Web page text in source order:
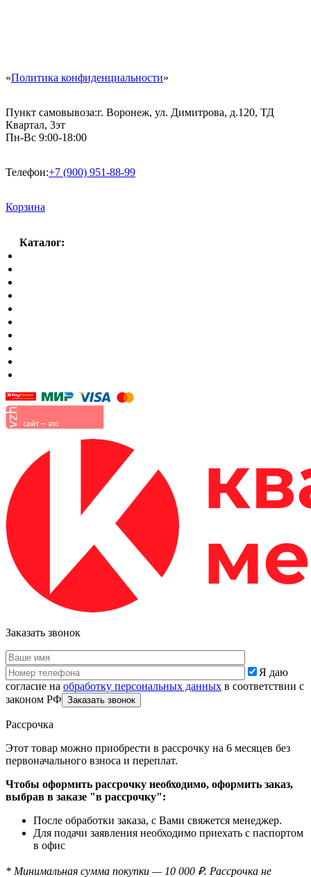
«Политика конфиденциальности»
Пункт самовывоза:г. Воронеж, ул. Димитрова, д.120, ТД
Квартал, 3эт
Пн-Вс 9:00-18:00
Телефон:+7 (900) 951-88-99
Корзина
Каталог:
Заказать звонок
Я даю
согласие на обработку персональных данных в соответствии с
законом РФ
Рассрочка
Этот товар можно приобрести в рассрочку на 6 месяцев без
первоначального взноса и переплат.
Чтобы оформить рассрочку необходимо, оформить заказ,
выбрав в заказе "в рассрочку":
После обработки заказа, с Вами свяжется менеджер.
Для подачи заявления необходимо приехать с паспортом
в офис
* Минимальная сумма покупки — 10 000 ₽. Рассрочка не